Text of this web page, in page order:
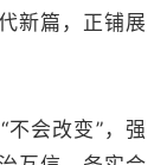
新篇，正铺展
会改变”，强